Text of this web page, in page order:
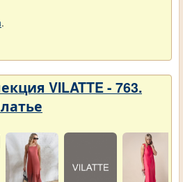
.
VILATTE - 763.